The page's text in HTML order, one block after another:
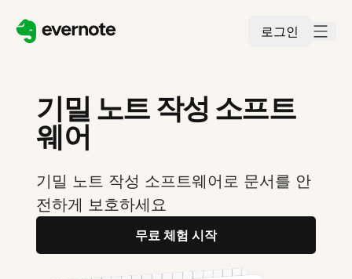
로그인
기밀 노트 작성 소프트
웨어
기밀 노트 작성 소프트웨어로 문서를 안
전하게 보호하세요
무료 체험 시작